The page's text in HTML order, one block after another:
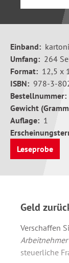
Einband:
Umfang: 264
Format: 12,5 x
ISBN: 978-3-
Bestellnummer:
Gewicht
Auflage: 1
Leseprobe
Geld
Verschaffen
Arbeitnehmer
steuerliche